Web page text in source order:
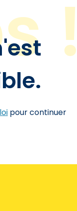
pour continuer